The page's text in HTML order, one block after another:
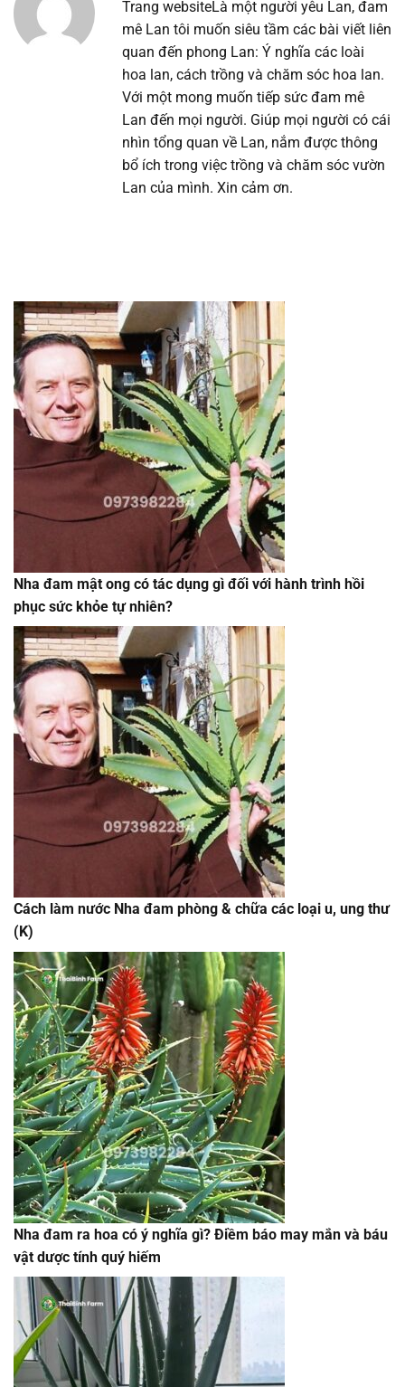
Trang websiteLà một người yêu Lan, đam
mê Lan tôi muốn siêu tầm các bài viết liên
quan đến phong Lan: Ý nghĩa các loài
hoa lan, cách trồng và chăm sóc hoa lan.
Với một mong muốn tiếp sức đam mê
Lan đến mọi người. Giúp mọi người có cái
nhìn tổng quan về Lan, nắm được thông
bổ ích trong việc trồng và chăm sóc vườn
Lan của mình. Xin cảm ơn.
Nha đam mật ong có tác dụng gì đối với hành trình hồi
phục sức khỏe tự nhiên?
Cách làm nước Nha đam phòng & chữa các loại u, ung thư
(K)
Nha đam ra hoa có ý nghĩa gì? Điềm báo may mắn và báu
vật dược tính quý hiếm